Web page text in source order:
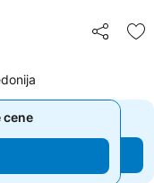
Deli
cene
cene